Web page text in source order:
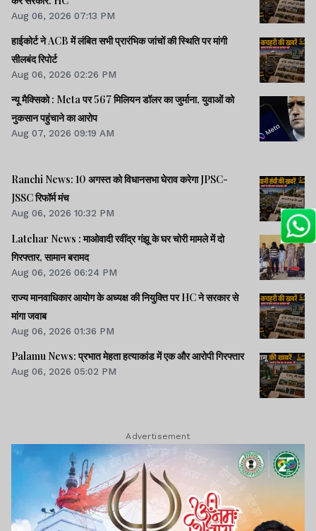
Aug 06, 2026 07:13 PM
हाईकोर्ट ने ACB में लंबित सभी प्रारंभिक जांचों की स्थिति पर मांगी
सीलबंद रिपोर्ट
Aug 06, 2026 02:26 PM
न्यू मैक्सिको : Meta पर 567 मिलियन डॉलर का जुर्माना, युवाओं को
नुकसान पहुंचाने का आरोप
Aug 07, 2026 09:19 AM
Ranchi News: 10 अगस्त को विधानसभा घेराव करेगा JPSC-
JSSC रिफॉर्म मंच
Aug 06, 2026 10:32 PM
Latehar News : माओवादी रवींद्र गंझू के घर चोरी मामले में दो
गिरफ्तार, सामान बरामद
Aug 06, 2026 06:24 PM
राज्य मानवाधिकार आयोग के अध्यक्ष की नियुक्ति पर HC ने सरकार से
मांगा जवाब
Aug 06, 2026 01:36 PM
Palamu News: प्रभात मेहता हत्याकांड में एक और आरोपी गिरफ्तार
Aug 06, 2026 05:02 PM
Advertisement